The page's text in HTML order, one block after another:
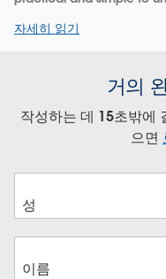
자세히 읽기
거의
작성하는 데 15초밖에
으면